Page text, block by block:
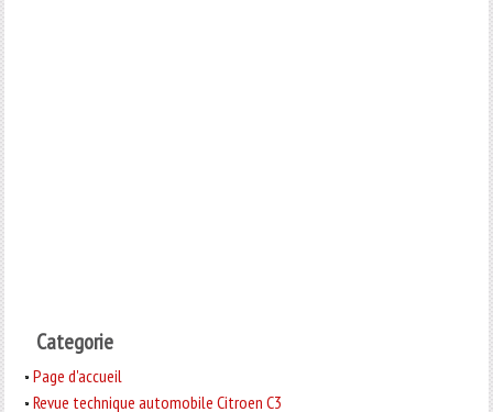
Categorie
Page d'accueil
Revue technique automobile Citroen C3